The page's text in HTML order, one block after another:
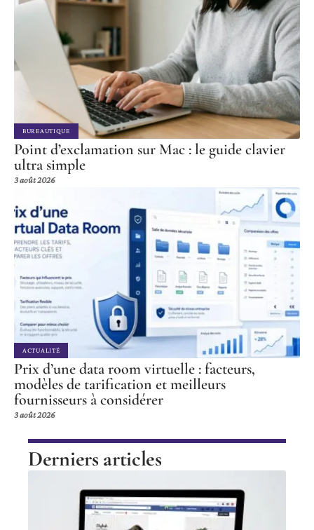
BUREAUTIQUE
Point d’exclamation sur Mac : le guide clavier
ultra simple
3 août 2026
ACTUALITÉ
Prix d’une data room virtuelle : facteurs,
modèles de tarification et meilleurs
fournisseurs à considérer
3 août 2026
Derniers articles